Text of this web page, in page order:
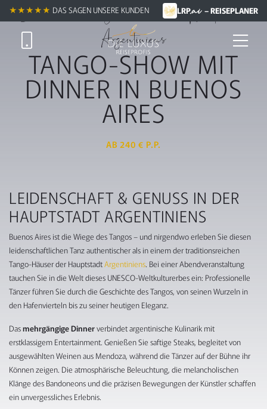
★★★★★ DAS SAGEN UNSERE KUNDEN LRP.ai – REISEPLANER
Leidenschaft & Genuss in der Hauptstadt
Argentiniens
TANGO-SHOW MIT
DINNER IN BUENOS
AIRES
AB 240 € P.P.
LEIDENSCHAFT & GENUSS IN DER
HAUPTSTADT ARGENTINIENS
Buenos Aires ist die Wiege des Tangos – und nirgendwo erleben Sie diesen
leidenschaftlichen Tanz authentischer als in einem der traditionsreichen
Tango-Häuser der HauptstadtArgentiniens. Bei einer Abendveranstaltung
tauchen Sie in die Welt dieses UNESCO-Weltkulturerbes ein: Professionelle
Tänzer führen Sie durch die Geschichte des Tangos, von seinen Wurzeln in
den Hafenvierteln bis zu seiner heutigen Eleganz.
Dasmehrgängige Dinnerverbindet argentinische Kulinarik mit
erstklassigem Entertainment. Genießen Sie saftige Steaks, begleitet von
ausgewählten Weinen aus Mendoza, während die Tänzer auf der Bühne ihr
Können zeigen. Die atmosphärische Beleuchtung, die melancholischen
Klänge des Bandoneons und die präzisen Bewegungen der Künstler schaffen
ein unvergessliches Erlebnis.